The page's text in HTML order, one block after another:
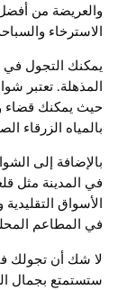
والعريضة من
الاسترخاء
يمكنك التجول في
المذهلة. تعتبر
حيث يمكنك قضاء
بالمياه الزرقاء
بالإضافة إلى
في المدينة مثل
الأسواق
في المطاعم
لا شك أن تجولك
ستستمتع بجمال